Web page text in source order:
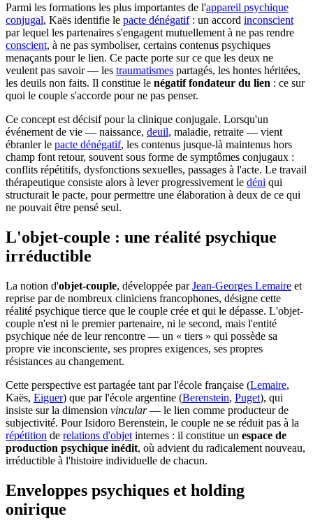
Parmi les formations les plus importantes de l'appareil psychique
conjugal, Kaës identifie le pacte dénégatif: un accord inconscient
par lequel les partenaires s'engagent mutuellement à ne pas rendre
conscient, à ne pas symboliser, certains contenus psychiques
menaçants pour le lien. Ce pacte porte sur ce que les deux ne
veulent pas savoir — les traumatismes partagés, les hontes héritées,
les deuils non faits. Il constitue le négatif fondateur du lien : ce sur
quoi le couple s'accorde pour ne pas penser.
Ce concept est décisif pour la clinique conjugale. Lorsqu'un
événement de vie — naissance, deuil, maladie, retraite — vient
ébranler le pacte dénégatif, les contenus jusque-là maintenus hors
champ font retour, souvent sous forme de symptômes conjugaux :
conflits répétitifs, dysfonctions sexuelles, passages à l'acte. Le travail
thérapeutique consiste alors à lever progressivement le déni qui
structurait le pacte, pour permettre une élaboration à deux de ce qui
ne pouvait être pensé seul.
L'objet-couple : une réalité psychique
irréductible
La notion d'objet-couple, développée parJean-Georges Lemaire et
reprise par de nombreux cliniciens francophones, désigne cette
réalité psychique tierce que le couple crée et qui le dépasse. L'objet-
couple n'est ni le premier partenaire, ni le second, mais l'entité
psychique née de leur rencontre — un « tiers » qui possède sa
propre vie inconsciente, ses propres exigences, ses propres
résistances au changement.
Cette perspective est partagée tant par l'école française (Lemaire,
Kaës, Eiguer) que par l'école argentine (Berenstein, Puget), qui
insiste sur la dimension vincular— le lien comme producteur de
subjectivité. Pour Isidoro Berenstein, le couple ne se réduit pas à la
répétition de relations d'objet internes : il constitue un espace de
production psychique inédit, où advient du radicalement nouveau,
irréductible à l'histoire individuelle de chacun.
Enveloppes psychiques et holding
onirique